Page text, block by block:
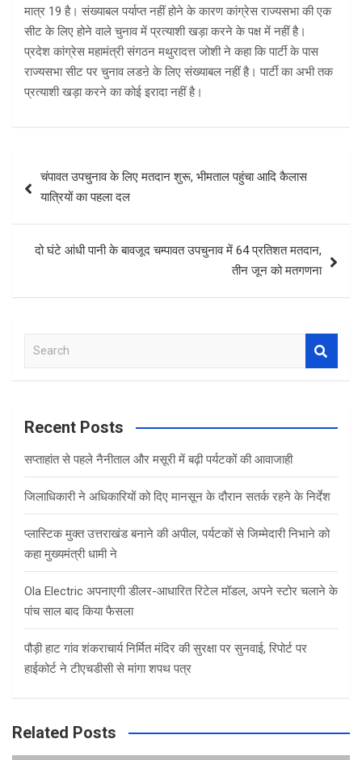
मात्र 19 है। संख्याबल पर्याप्त नहीं होने के कारण कांग्रेस राज्यसभा की एक
सीट के लिए होने वाले चुनाव में प्रत्याशी खड़ा करने के पक्ष में नहीं है।
प्रदेश कांग्रेस महामंत्री संगठन मथुरादत्त जोशी ने कहा कि पार्टी के पास
राज्यसभा सीट पर चुनाव लडऩे के लिए संख्याबल नहीं है। पार्टी का अभी तक
प्रत्याशी खड़ा करने का कोई इरादा नहीं है।
navigation
चंपावत उपचुनाव के लिए मतदान शुरू, भीमताल पहुंचा आदि कैलास
यात्रियों का पहला दल
दो घंटे आंधी पानी के बावजूद चम्पावत उपचुनाव में 64 प्रतिशत मतदान,
तीन जून को मतगणना
a
c
Recent Posts
सप्ताहांत से पहले नैनीताल और मसूरी में बढ़ी पर्यटकों की आवाजाही
जिलाधिकारी ने अधिकारियों को दिए मानसून के दौरान सतर्क रहने के निर्देश
प्लास्टिक मुक्त उत्तराखंड बनाने की अपील, पर्यटकों से जिम्मेदारी निभाने को
कहा मुख्यमंत्री धामी ने
Ola Electric अपनाएगी डीलर-आधारित रिटेल मॉडल, अपने स्टोर चलाने के
पांच साल बाद किया फैसला
पौड़ी हाट गांव शंकराचार्य निर्मित मंदिर की सुरक्षा पर सुनवाई, रिपोर्ट पर
हाईकोर्ट ने टीएचडीसी से मांगा शपथ पत्र
Related Posts